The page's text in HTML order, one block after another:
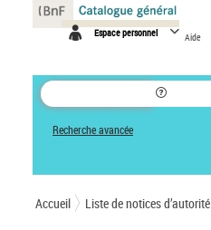
Espace personnel Aide
Recherche avancée
Accueil Liste de notices d’autorité
Panneau de gestion des cookies